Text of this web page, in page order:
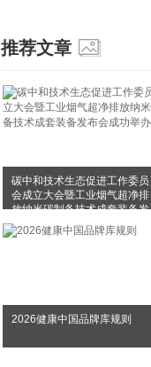
推荐文章
碳中和技术生态促进工作委员
会成立大会暨工业烟气超净排
放纳米碳制备技术成套装备发
布会成功举办
2026健康中国品牌库规则